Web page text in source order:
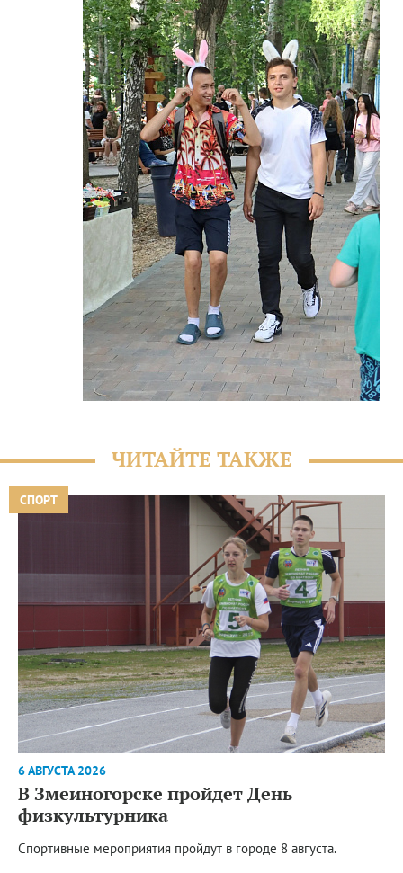
ЧИТАЙТЕ ТАКЖЕ
СПОРТ
6 АВГУСТА 2026
В Змеиногорске пройдет День
физкультурника
Спортивные мероприятия пройдут в городе 8 августа.